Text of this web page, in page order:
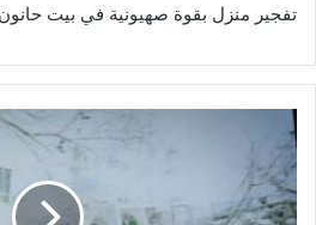
تفجير منزل بقوة صهيونية في بيت
ا
ل
ق
س
ا